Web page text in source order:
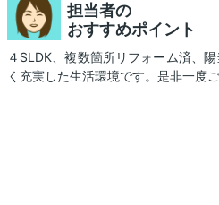
担当者の
おすすめポイント
４SLDK、複数箇所リフォーム済、
く充実した生活環境です。是非一度